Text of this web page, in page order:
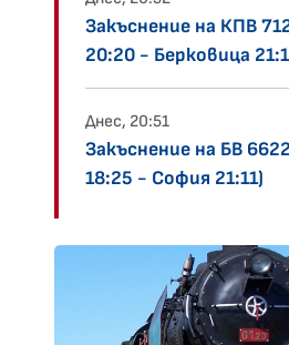
Закъснение на КПВ
20:20 - Берковица
Днес, 20:51
Закъснение на БВ
18:25 - София 21:11)